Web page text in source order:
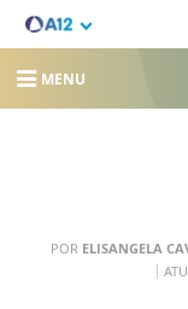
MENU
POR ELISANGELA